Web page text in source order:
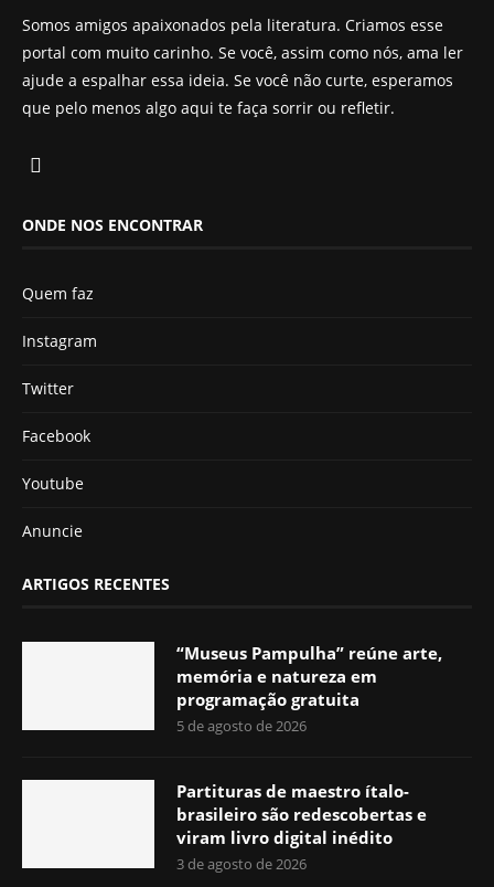
Somos amigos apaixonados pela literatura. Criamos esse
portal com muito carinho. Se você, assim como nós, ama ler
ajude a espalhar essa ideia. Se você não curte, esperamos
que pelo menos algo aqui te faça sorrir ou refletir.
ONDE NOS ENCONTRAR
Quem faz
Instagram
Twitter
Facebook
Youtube
Anuncie
ARTIGOS RECENTES
“Museus Pampulha” reúne arte,
memória e natureza em
programação gratuita
5 de agosto de 2026
Partituras de maestro ítalo-
brasileiro são redescobertas e
viram livro digital inédito
3 de agosto de 2026